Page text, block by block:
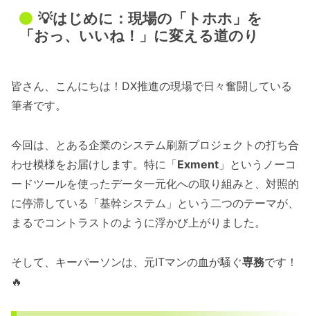
💡はじめに：現場の「トホホ」を
「おっ、いいね！」に変える道のり
皆さん、こんにちは！DX推進の現場で日々奮闘している
筆者です。
今回は、とある企業のシステム刷新プロジェクトの打ち合
わせ模様をお届けします。特に「Exment 」というノーコ
ードツールを使ったデータ一元化への取り組みと、対照的
に停滞している「基幹システム」という二つのテーマが、
まるでコントラストのように浮かび上がりました。
そして、キーパーソンは、元ITマンの血が騒ぐ専務です！
🔥